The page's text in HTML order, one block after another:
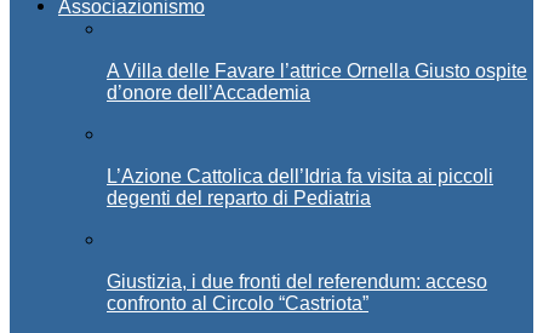
Associazionismo
A Villa delle Favare l’attrice Ornella Giusto ospite
d’onore dell’Accademia
L’Azione Cattolica dell’Idria fa visita ai piccoli
degenti del reparto di Pediatria
Giustizia, i due fronti del referendum: acceso
confronto al Circolo “Castriota”